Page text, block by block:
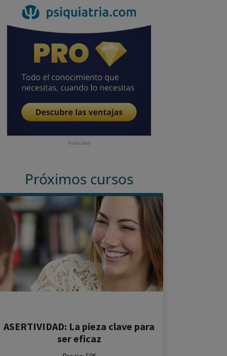
Publicidad
Próximos cursos
ASERTIVIDAD: La pieza clave para
ser eficaz